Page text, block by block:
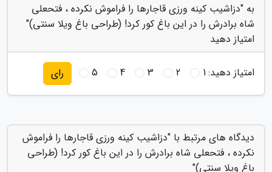
به "دزاشیب کینه ورزی قاجارها را فراموش نکرده ، فتحعلی
شاه برادرش را در این باغ کور کرد! (طراحی باغ ویلا سنتی)"
امتیاز دهید
امتیاز دهید:1
2
3
4
5 رای
دیدگاه های مرتبط با "دزاشیب کینه ورزی قاجارها را فراموش
نکرده ، فتحعلی شاه برادرش را در این باغ کور کرد! (طراحی
باغ ویلا سنتی)"